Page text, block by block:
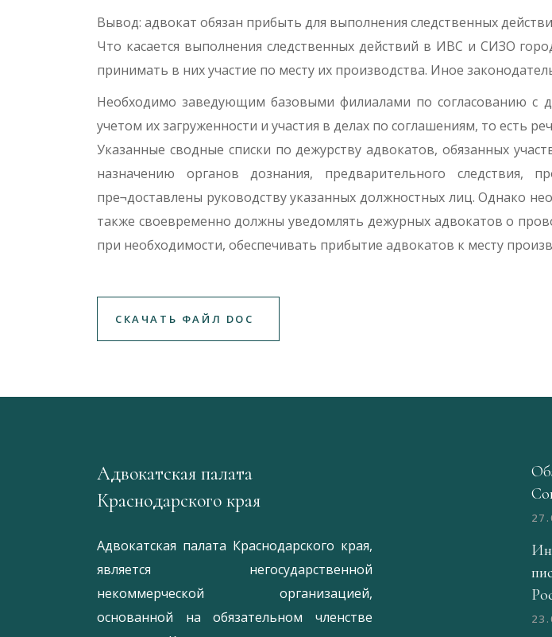
Вывод: адвокат обязан прибыть для выполнения следственных
Что касается выполнения следственных действий в ИВС и СИЗО
принимать в них участие по месту их производства. Иное
Необходимо заведующим базовыми филиалами по согласованию с
учетом их загруженности и участия в делах по соглашениям, то есть
Указанные сводные списки по дежурству адвокатов, обязанных
назначению органов дознания, предварительного
пре¬доставлены руководству указанных должностных лиц. Однако
также своевременно должны уведомлять дежурных адвокатов о
при необходимости, обеспечивать прибытие адвокатов к месту
СКАЧАТЬ ФАЙЛ DOC
Адвокатская палата
Краснодарского края
Адвокатская палата Краснодарского края,
является негосударственной
некоммерческой организацией,
основанной на обязательном членстве